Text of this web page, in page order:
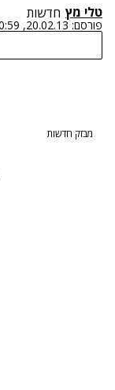
טלי מץ חדשות
פורסם:20.02.13, 10:59
מבזק חדשות